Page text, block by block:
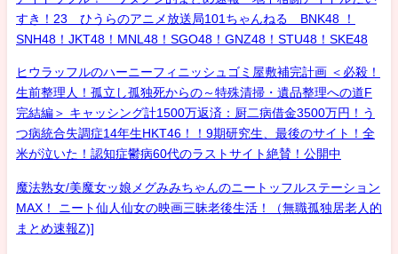
すき！23 ひうらのアニメ放送局101ちゃんねる BNK48 ！
SNH48！JKT48！MNL48！SGO48！GNZ48！STU48！SKE48
ヒウラッフルのハーニーフィニッシュゴミ屋敷補完計画 ＜必殺！
生前整理人！孤立し孤独死からの～特殊清掃・遺品整理への道F
完結編＞ キャッシング計1500万返済：厨二病借金3500万円！う
つ病統合失調症14年生HKT46！！9期研究生、最後のサイト！全
米が泣いた！認知症鬱病60代のラストサイト絶賛！公開中
魔法熟女/美魔女ッ娘メグみみちゃんのニートッフルステーション
MAX！ ニート仙人仙女の映画三昧老後生活！（無職孤独居老人的
まとめ速報Z)]